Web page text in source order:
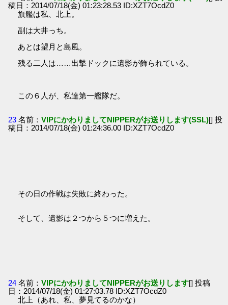
稿日：2014/07/18(金) 01:23:28.53 ID:XZT7OcdZ0
旗艦は私、北上。
副は大井っち。
あとは望月と島風。
残る二人は……出撃ドックに遺影が飾られている。
この６人が、私達第一艦隊だ。
23 名前：VIPにかわりましてNIPPERがお送りします(SSL)[] 投
稿日：2014/07/18(金) 01:24:36.00 ID:XZT7OcdZ0
その日の作戦は失敗に終わった。
そして、遺影は２つから５つに増えた。
24 名前：VIPにかわりましてNIPPERがお送りします[] 投稿
日：2014/07/18(金) 01:27:03.78 ID:XZT7OcdZ0
北上（あれ、私、夢見てるのかな）